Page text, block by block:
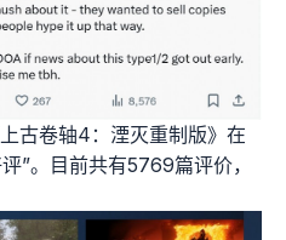
古卷轴4：湮灭重制版》在
”。目前共有5769篇评价，